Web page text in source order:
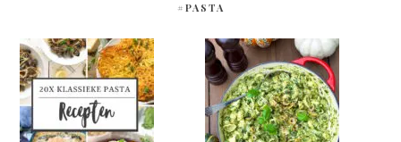
#PASTA